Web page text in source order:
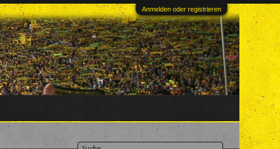
Anmelden oder registrieren